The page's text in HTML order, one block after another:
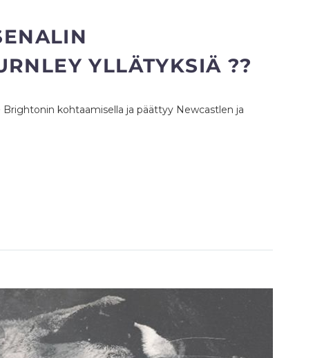
YLLÄTYKSIÄ ??
Brightonin kohtaamisella ja päättyy Newcastlen ja